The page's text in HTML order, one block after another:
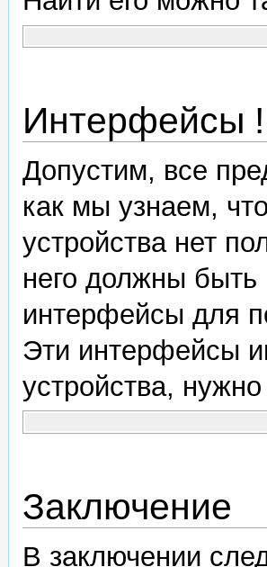
Интерфейсы
Допустим, все
как мы узнаем,
устройства нет
него должны быть
интерфейсы для
Эти интерфейсы
устройства,
Заключение
В заключении